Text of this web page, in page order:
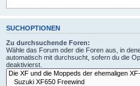
SUCHOPTIONEN
Zu durchsuchende Foren:
Wähle das Forum oder die Foren aus, in
automatisch mit durchsucht, sofern du die
deaktivierst.